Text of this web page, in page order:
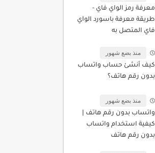
معرفة رمز الواي فاي -
طريقة معرفة باسورد الواي
فاي المتصل به
منذ بضع شهور
كيف أنشئ حساب واتساب
بدون رقم هاتف؟
منذ بضع شهور
واتساب بدون رقم هاتف |
كيفية استخدام واتساب
بدون رقم هاتف